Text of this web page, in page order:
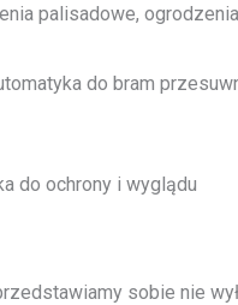
palisadowe,
do bram
do ochrony i wyglądu
sobie nie